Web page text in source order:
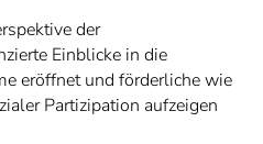
der
Einblicke in die
eröffnet und förderliche wie
Partizipation aufzeigen